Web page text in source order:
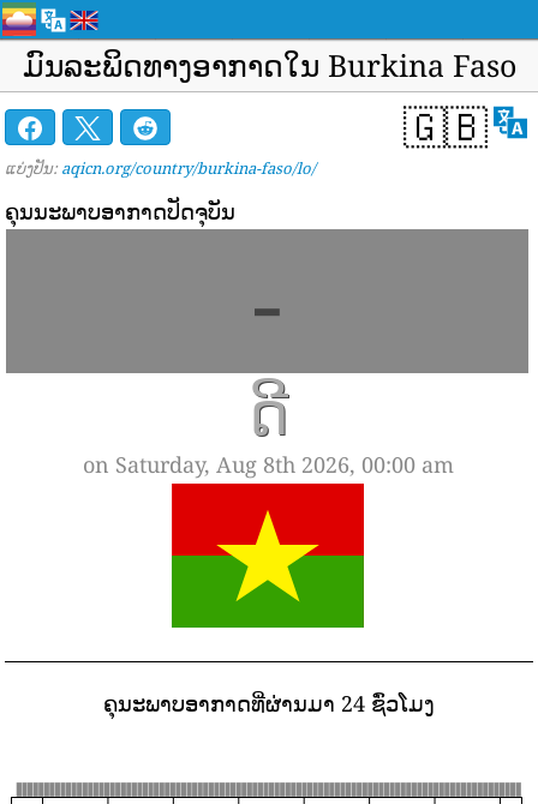
ມົນລະພິດທາງອາກາດໃນ Burkina Faso
🇬🇧
ແບ່ງປັນ: aqicn.org/country/burkina-faso/lo/
ຄຸນນະພາບອາກາດປັດຈຸບັນ
-
ດີ
on Saturday, Aug 8th 2026, 00:00 am
ຄຸນະພາບອາກາດທີ່ຜ່ານມາ 24 ຊົ່ວໂມງ